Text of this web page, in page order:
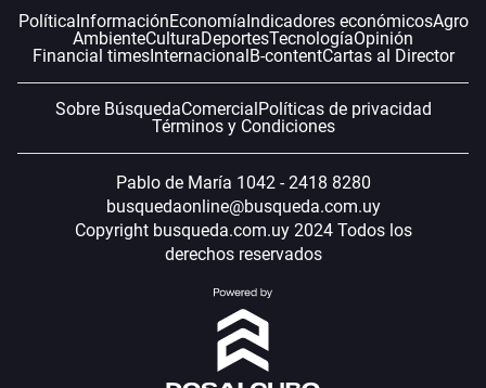
Política InformaciónEconomía Indicadores económicosAgro
AmbienteCulturaDeportesTecnologíaOpinión
Financial timesInternacional B-contentCartas al Director
Sobre BúsquedaComercial Políticas de privacidad
Términos y Condiciones
Pablo de María 1042 - 2418 8280
busquedaonline@busqueda.com.uy
Copyright busqueda.com.uy 2024 Todos los
derechos reservados